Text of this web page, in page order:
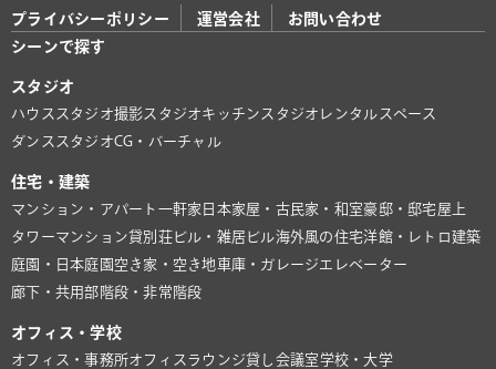
プライバシーポリシー 運営会社
お問い合わせ
シーンで探す
スタジオ
ハウススタジオ撮影スタジオキッチンスタジオ レンタルスペース
ダンススタジオCG・バーチャル
住宅・建築
マンション・アパート 一軒家 日本家屋・古民家・和室豪邸・邸宅屋上
タワーマンション貸別荘ビル・雑居ビル海外風の住宅洋館・レトロ建築
庭園・日本庭園 空き家・空き地 車庫・ガレージ エレベーター
廊下・共用部 階段・非常階段
オフィス・学校
オフィス・事務所オフィスラウンジ貸し会議室学校・大学